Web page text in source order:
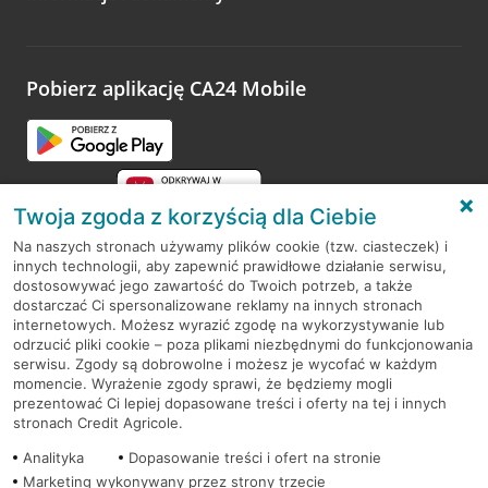
opinie.
Pobierz aplikację CA24 Mobile
RODO
Regulamin serwisu
Mapa serwisu
PolitykaCookies
Twoja zgoda z korzyścią dla Ciebie
Na naszych stronach używamy plików cookie (tzw. ciasteczek) i
innych technologii, aby zapewnić prawidłowe działanie serwisu,
dostosowywać jego zawartość do Twoich potrzeb, a także
dostarczać Ci spersonalizowane reklamy na innych stronach
internetowych. Możesz wyrazić zgodę na wykorzystywanie lub
odrzucić pliki cookie – poza plikami niezbędnymi do funkcjonowania
serwisu. Zgody są dobrowolne i możesz je wycofać w każdym
momencie. Wyrażenie zgody sprawi, że będziemy mogli
prezentować Ci lepiej dopasowane treści i oferty na tej i innych
stronach Credit Agricole.
Analityka
Dopasowanie treści i ofert na stronie
Marketing wykonywany przez strony trzecie